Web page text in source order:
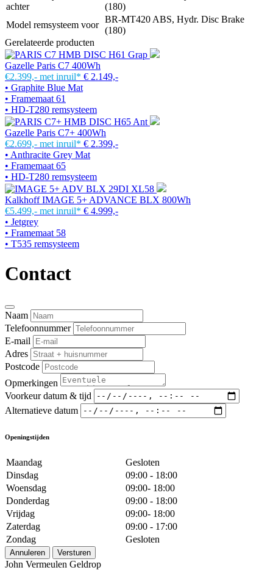
achter
(180)
Model remsysteem voor
BR-MT420 ABS, Hydr. Disc Brake
(180)
Gerelateerde producten
Gazelle Paris C7 400Wh
€2.399,- met inruil* € 2.149,-
• Graphite Blue Mat
• Framemaat 61
• HD-T280 remsysteem
Gazelle Paris C7+ 400Wh
€2.699,- met inruil* € 2.399,-
• Anthracite Grey Mat
• Framemaat 65
• HD-T280 remsysteem
Kalkhoff IMAGE 5+ ADVANCE BLX 800Wh
€5.499,- met inruil* € 4.999,-
• Jetgrey
• Framemaat 58
• T535 remsysteem
Contact
Naam
Telefoonnummer
E-mail
Adres
Postcode
Opmerkingen
Voorkeur datum & tijd
Alternatieve datum
Openingstijden
Maandag
Gesloten
Dinsdag
09:00 - 18:00
Woensdag
09:00- 18:00
Donderdag
09:00 - 18:00
Vrijdag
09:00- 18:00
Zaterdag
09:00 - 17:00
Zondag
Gesloten
Annuleren Versturen
John Vermeulen Geldrop